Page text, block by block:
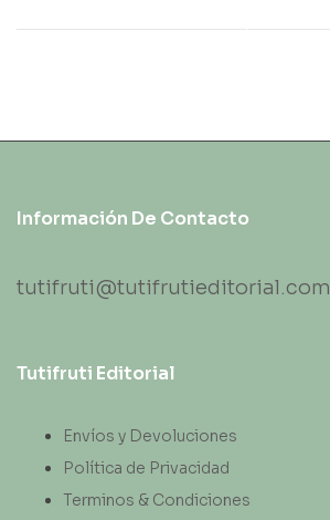
Información De Contacto
tutifruti@tutifrutieditorial.com
Tutifruti Editorial
Envíos y Devoluciones
Política de Privacidad
Terminos & Condiciones